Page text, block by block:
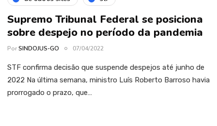
Supremo Tribunal Federal se posiciona
sobre despejo no período da pandemia
PorSINDOJUS-GO 07/04/2022
STF confirma decisão que suspende despejos até junho de
2022 Na última semana, ministro Luís Roberto Barroso havia
prorrogado o prazo, que…